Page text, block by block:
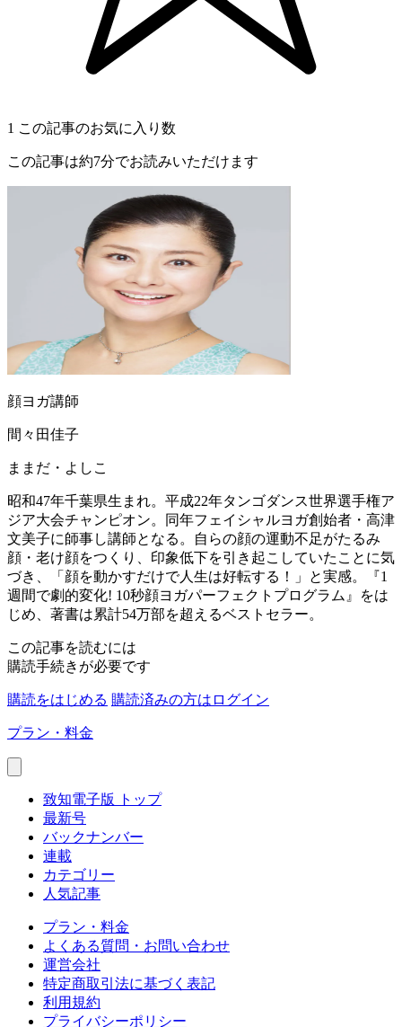
1 この記事のお気に入り数
この記事は約7分でお読みいただけます
顔ヨガ講師
間々田佳子
ままだ・よしこ
昭和47年千葉県生まれ。平成22年タンゴダンス世界選手権ア
ジア大会チャンピオン。同年フェイシャルヨガ創始者・高津
文美子に師事し講師となる。自らの顔の運動不足がたるみ
顔・老け顔をつくり、印象低下を引き起こしていたことに気
づき、「顔を動かすだけで人生は好転する！」と実感。『1
週間で劇的変化! 10秒顔ヨガパーフェクトプログラム』をは
じめ、著書は累計54万部を超えるベストセラー。
この記事を読むには
購読手続きが必要です
購読をはじめる 購読済みの方はログイン
プラン・料金
致知電子版 トップ
最新号
バックナンバー
連載
カテゴリー
人気記事
プラン・料金
よくある質問・お問い合わせ
運営会社
特定商取引法に基づく表記
利用規約
プライバシーポリシー